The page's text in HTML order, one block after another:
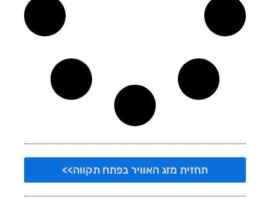
תחזית מזג האוויר בפתח תקווה>>